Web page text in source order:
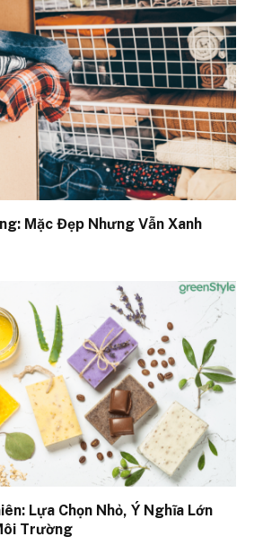
Mặc Đẹp Nhưng Vẫn Xanh
Lựa Chọn Nhỏ, Ý Nghĩa Lớn
Trường